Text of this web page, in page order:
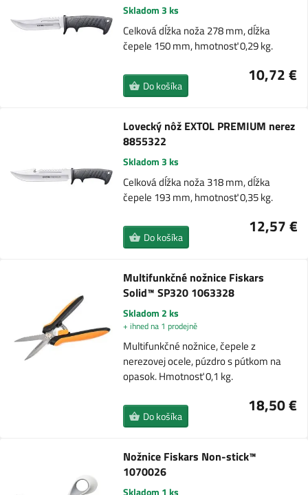
Skladom 3 ks
Celková dĺžka noža 278 mm, dĺžka
čepele 150 mm, hmotnosť 0,29 kg.
10,72 €
Do košíka
Lovecký nôž EXTOL PREMIUM nerez
8855322
Skladom 3 ks
Celková dĺžka noža 318 mm, dĺžka
čepele 193 mm, hmotnosť 0,35 kg.
12,57 €
Do košíka
Multifunkčné nožnice Fiskars
Solid™ SP320 1063328
Skladom 2 ks
+ ihned na 1 prodejně
Multifunkčné nožnice, čepele z
nerezovej ocele, púzdro s pútkom na
opasok. Hmotnosť 0,1 kg.
18,50 €
Do košíka
Nožnice Fiskars Non-stick™
1070026
Skladom 1 ks